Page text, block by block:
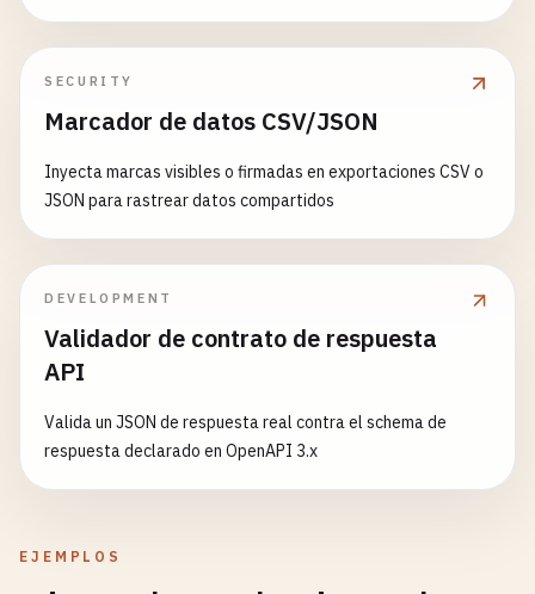
SECURITY
Marcador de datos CSV/JSON
Inyecta marcas visibles o firmadas en exportaciones CSV o
JSON para rastrear datos compartidos
DEVELOPMENT
Validador de contrato de respuesta
API
Valida un JSON de respuesta real contra el schema de
respuesta declarado en OpenAPI 3.x
EJEMPLOS